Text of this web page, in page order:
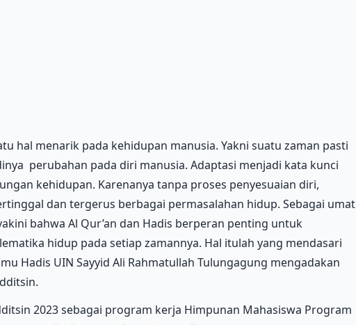
hal menarik pada kehidupan manusia. Yakni suatu zaman pasti
perubahan pada diri manusia. Adaptasi menjadi kata kunci
kehidupan. Karenanya tanpa proses penyesuaian diri,
dan tergerus berbagai permasalahan hidup. Sebagai umat
bahwa Al Qur’an dan Hadis berperan penting untuk
hidup pada setiap zamannya. Hal itulah yang mendasari
Hadis UIN Sayyid Ali Rahmatullah Tulungagung mengadakan
2023 sebagai program kerja Himpunan Mahasiswa Program